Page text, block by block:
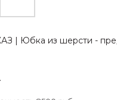
| Юбка из шерсти -